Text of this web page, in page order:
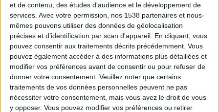
et de contenu, des études d'audience et le développement de
services. Avec votre permission, nos 1538 partenaires et nous-
mêmes pouvons utiliser des données de géolocalisation
précises et d’identification par scan d'appareil. En cliquant, vous
pouvez consentir aux traitements décrits précédemment. Vous
pouvez également accéder à des informations plus détaillées et
modifier vos préférences avant de consentir ou pour refuser de
donner votre consentement. Veuillez noter que certains
traitements de vos données personnelles peuvent ne pas
nécessiter votre consentement, mais vous avez le droit de vous
y opposer. Vous pouvez modifier vos préférences ou retirer
Moins de
5 kilos
De 5 à 10
kilos
Plus de
10 kilos
Service-client & Motivation
Les équipes du Service-client et de la
Communauté Savoir Maigrir vous aident
chaque semaine à vous rapprocher
sereinement de votre objectif minceur.